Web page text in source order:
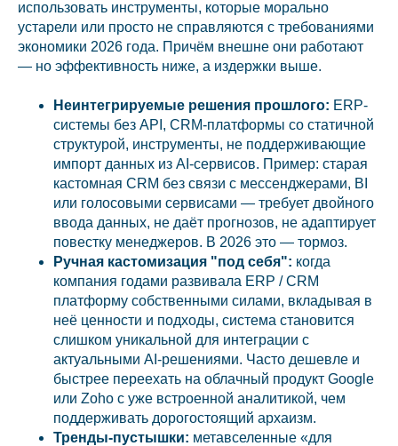
использовать инструменты, которые морально
устарели или просто не справляются с требованиями
экономики 2026 года. Причём внешне они работают
— но эффективность ниже, а издержки выше.
Неинтегрируемые решения прошлого: ERP-
системы без API, CRM-платформы со статичной
структурой, инструменты, не поддерживающие
импорт данных из AI-сервисов. Пример: старая
кастомная CRM без связи с мессенджерами, BI
или голосовыми сервисами — требует двойного
ввода данных, не даёт прогнозов, не адаптирует
повестку менеджеров. В 2026 это — тормоз.
Ручная кастомизация "под себя": когда
компания годами развивала ERP / CRM
платформу собственными силами, вкладывая в
неё ценности и подходы, система становится
слишком уникальной для интеграции с
актуальными AI-решениями. Часто дешевле и
быстрее переехать на облачный продукт Google
или Zoho с уже встроенной аналитикой, чем
поддерживать дорогостоящий архаизм.
Тренды-пустышки: метавселенные «для